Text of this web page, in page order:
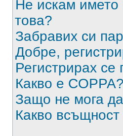
Не искам името
това?
Забравих си
Добре,
Регистрирах се
Какво е COPPA?
Защо не мога
Какво